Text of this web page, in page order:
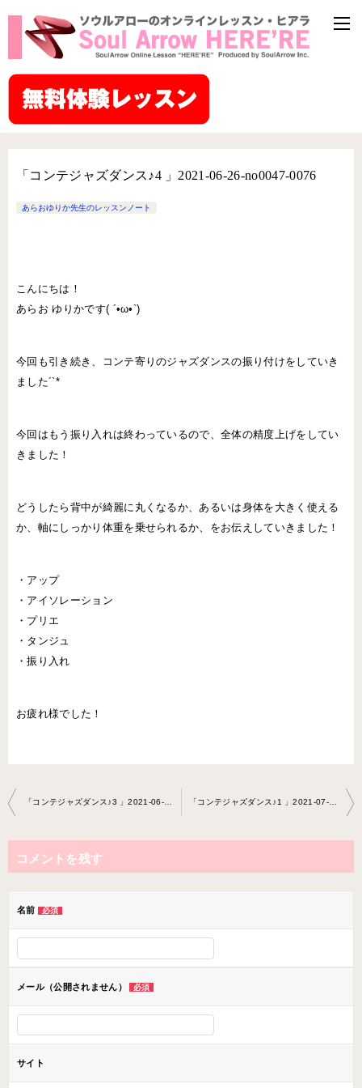
「コンテジャズダンス♪4 」2021-06-26-no0047-0076
あらおゆりか先生のレッスンノート
こんにちは！
あらお ゆりかです( ´•ω•`)
今回も引き続き、コンテ寄りのジャズダンスの振り付けをしていき
ました´`*
今回はもう振り入れは終わっているので、全体の精度上げをしてい
きました！
どうしたら背中が綺麗に丸くなるか、あるいは身体を大きく使える
か、軸にしっかり体重を乗せられるか、をお伝えしていきました！
・アップ
・アイソレーション
・プリエ
・タンジュ
・振り入れ
お疲れ様でした！
投
稿
ナ
ビ
ョ
ン
「コンテジャズダンス♪3 」2021-06-19-no0047-0076 「コンテジャズダンス♪1 」2021-07-03-no0047-0076
コメントを残す
名前 必須
メール（公開されません） 必須
サイト